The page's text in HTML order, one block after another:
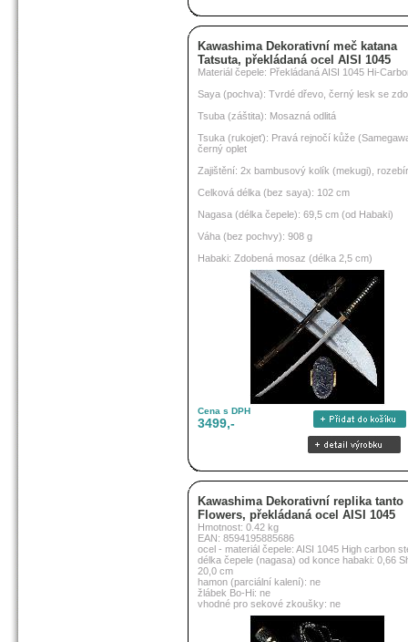
Kawashima Dekorativní meč katana
Tatsuta, překládaná ocel AISI 1045
Materiál čepele: Překládaná AISI 1045 Hi-
Saya (pochva): Tvrdé dřevo, černý lesk se
Tsuba (záštita): Mosazná odlitá
Tsuka (rukojeť): Pravá rejnočí kůže
černý oplet
Zajištění: 2x bambusový kolík (mekugi),
Celková délka (bez saya): 102 cm
Nagasa (délka čepele): 69,5 cm (od Habaki)
Váha (bez pochvy): 908 g
Habaki: Zdobená mosaz (délka 2,5 cm)
Cena s DPH
3499,-
Kawashima Dekorativní replika tanto
Flowers, překládaná ocel AISI 1045
Hmotnost: 0.42 kg
EAN: 8594195885686
ocel - materiál čepele: AISI 1045 High carbon
délka čepele (nagasa) od konce habaki: 0,66
20,0 cm
hamon (parciální kalení): ne
žlábek Bo-Hi: ne
vhodné pro sekové zkoušky: ne